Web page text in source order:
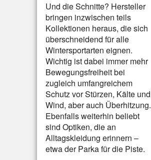
Und die Schnitte? Hersteller
bringen inzwischen teils
Kollektionen heraus, die sich
überschneidend für alle
Wintersportarten eignen.
Wichtig ist dabei immer mehr
Bewegungsfreiheit bei
zugleich umfangreichem
Schutz vor Stürzen, Kälte und
Wind, aber auch Überhitzung.
Ebenfalls weiterhin beliebt
sind Optiken, die an
Alltagskleidung erinnern –
etwa der Parka für die Piste.